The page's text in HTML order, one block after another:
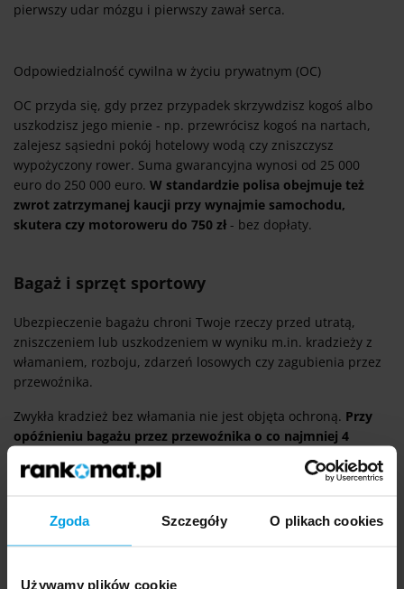
Zgoda Szczegóły O plikach cookies
Używamy plików cookie
pierwszy udar mózgu i pierwszy zawał serca.
Odpowiedzialność cywilna w życiu prywatnym (OC)
OC przyda się, gdy przez przypadek skrzywdzisz kogoś albo
uszkodzisz jego mienie - np. przewrócisz kogoś na nartach,
zalejesz sąsiedni pokój hotelowy wodą czy zniszczysz
wypożyczony rower. Suma gwarancyjna wynosi od 25 000
euro do 250 000 euro. W standardzie polisa obejmuje też
zwrot zatrzymanej kaucji przy wynajmie samochodu,
skutera czy motoroweru do 750 zł - bez dopłaty.
Bagaż i sprzęt sportowy
Ubezpieczenie bagażu chroni Twoje rzeczy przed utratą,
zniszczeniem lub uszkodzeniem w wyniku m.in. kradzieży z
włamaniem, rozboju, zdarzeń losowych czy zagubienia przez
przewoźnika.
Zwykła kradzież bez włamania nie jest objęta ochroną. Przy
opóźnieniu bagażu przez przewoźnika o co najmniej 4
godziny dostaniesz zwrot kosztów zakupu niezbędnych
przedmiotów do 200 euro.
słuchawki) ubezpieczany jest w ramach bagażu, ale
odpowiedzialność za niego jest ograniczona do 50% sumy